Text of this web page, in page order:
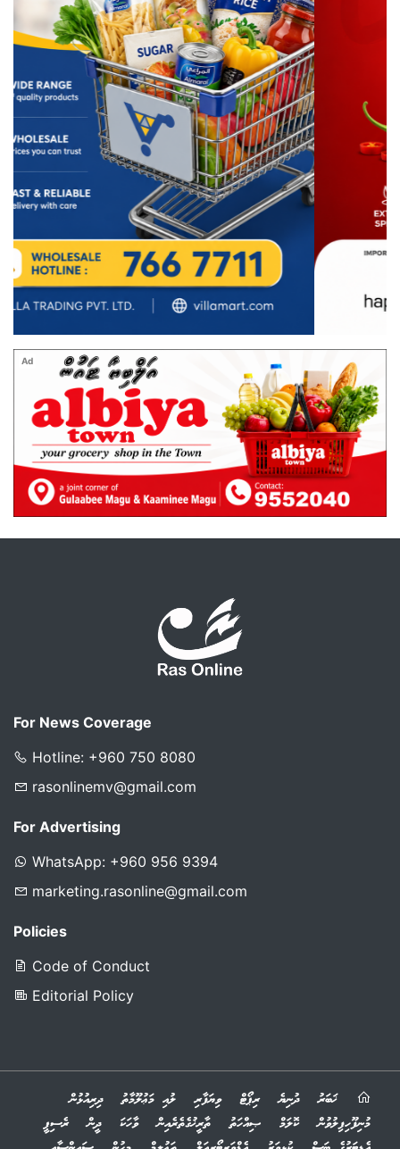
Ad
For News Coverage
Hotline: +960 750 8080
rasonlinemv@gmail.com
For Advertising
WhatsApp: +960 956 9394
marketing.rasonline@gmail.com
Policies
Code of Conduct
Editorial Policy
ޚަބަރު ދުނިޔެ ރިޕޯޓް ވިޔަފާރި ލުއި މަޢުލޫމާތު
ދިރިއުޅުން
މުނިފޫހިފިލުވުން
ކޮލަމް ޞިއްހަތު ތާރީޚުގެތެރެއިން ވާހަކަ ދީން
ރެސިޕީ